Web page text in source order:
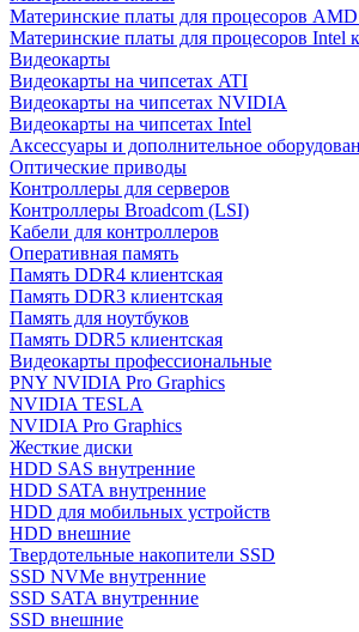
Материнские платы для процесоров
Материнские платы для процесоров Intel
Видеокарты
Видеокарты на чипсетах ATI
Видеокарты на чипсетах NVIDIA
Видеокарты на чипсетах Intel
Аксессуары и дополнительное
Оптические приводы
Контроллеры для серверов
Контроллеры Broadcom (LSI)
Кабели для контроллеров
Оперативная память
Память DDR4 клиентская
Память DDR3 клиентская
Память для ноутбуков
Память DDR5 клиентская
Видеокарты профессиональные
PNY NVIDIA Pro Graphics
NVIDIA TESLA
NVIDIA Pro Graphics
Жесткие диски
HDD SAS внутренние
HDD SATA внутренние
HDD для мобильных устройств
HDD внешние
Твердотельные накопители SSD
SSD NVMe внутренние
SSD SATA внутренние
SSD внешние